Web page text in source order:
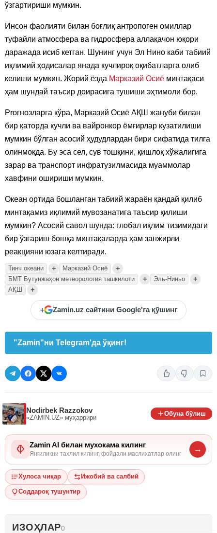
ўзгартириши мумкин.
Инсон фаолияти билан боғлиқ антропоген омиллар
туфайли атмосфера ва гидросфера аллақачон юқори
даражада исиб кетган. Шунинг учун Эл Нино каби табиий
иқлимий ҳодисалар янада кучлироқ оқибатларга олиб
келиши мумкин. Жорий ёзда Марказий Осиё минтақаси
ҳам шундай таъсир доирасига тушиши эҳтимоли бор.
Proгнозларга кўра, Марказий Осиё АҚШ жануби билан
бир қаторда кучли ва вайронкор ёмғирлар кузатилиши
мумкин бўлган асосий ҳудудлардан бири сифатида тилга
олинмоқда. Бу эса сел, сув тошқини, қишлоқ хўжалигига
зарар ва транспорт инфратузилмасида муаммолар
хавфини ошириши мумкин.
Океан ортида бошланган табиий жараён қандай қилиб
минтақамиз иқлимий мувозанатига таъсир қилиши
мумкин? Асосий савол шунда: глобал иқлим тизимидаги
бир ўзгариш бошқа минтақаларда ҳам занжирли
реакцияни юзага келтиради.
Тинч океани + Марказий Осиё +
БМТ Бутунжаҳон метеорология ташкилоти + Эль-Ниньо +
АҚШ +
+ Zamin.uz сайтини Google'га қўшинг
"Zamin"ни Telegram'да ўқинг!
Nodirbek Razzokov
«ZAMIN.UZ» муҳаррири
Обуна бўлиш
Zamin AI билан мухокама килинг
Янгиликни тахлил килинг, фойдали маслихатлар олинг
→
Хулоса чиқар Ижобий ва салбий
Соддароқ тушунтир
ИЗОҲЛАР0